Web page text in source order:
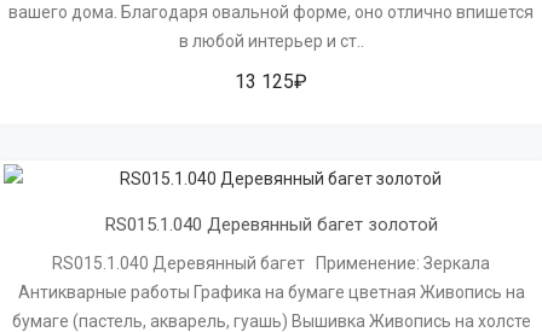
вашего дома. Благодаря овальной форме, оно отлично впишется
в любой интерьер и ст..
13 125₽
RS015.1.040 Деревянный багет золотой
RS015.1.040 Деревянный багет Применение: Зеркала
Антикварные работы Графика на бумаге цветная Живопись на
бумаге (пастель, акварель, гуашь) Вышивка Живопись на холсте